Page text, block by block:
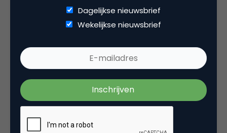
koningwoning
Mensen…. ik denk dat er genoeg mensen zijn
die GEEN vodaphone abonnement hebben,
lusten. Denken dat iedereen die dit wil al een
Dagelijkse nieuwsbrief
Wekelijkse nieuwsbrief